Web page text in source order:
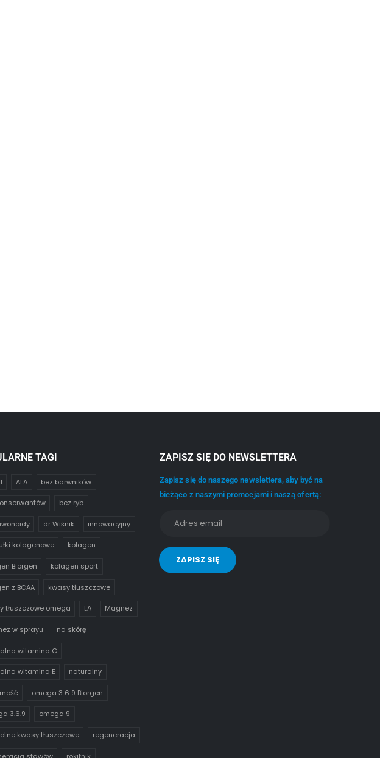
TAGI
ALA bez barwników
bez ryb
dr Wiśnik innowacyjny
kolagenowe kolagen
Biorgen kolagen sport
z BCAA kwasy tłuszczowe
tłuszczowe omega LA Magnez
w sprayu na skórę
witamina C
witamina E naturalny
omega 3 6 9 Biorgen
3.6.9 omega 9
kwasy tłuszczowe regeneracja
stawów rokitnik
ZAPISZ SIĘ DO NEWSLETTERA
Zapisz się do naszego newslettera, aby być na
bieżąco z naszymi promocjami i naszą ofertą: